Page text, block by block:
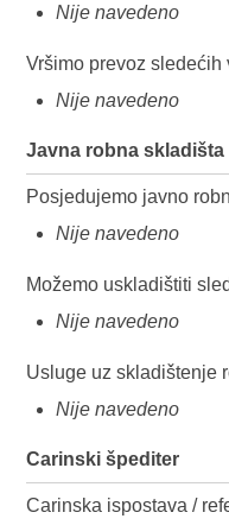
Nije navedeno
Vršimo prevoz sledećih
Nije navedeno
Javna robna skladišta
Posjedujemo javno
Nije navedeno
Možemo uskladištiti
Nije navedeno
Usluge uz skladištenje
Nije navedeno
Carinski špediter
Carinska ispostava /